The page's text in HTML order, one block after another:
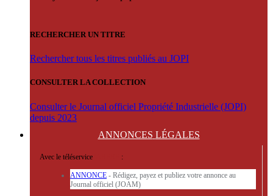
RECHERCHER UN TITRE
Rechercher tous les titres publiés au JOPI
CONSULTER LA COLLECTION
Consulter le Journal officiel Propriété Industrielle (JOPI)
depuis 2023
ANNONCES LÉGALES
Avec le téléservice :
ANNONCE - Rédigez, payez et publiez votre annonce au
Journal officiel (JOAM)